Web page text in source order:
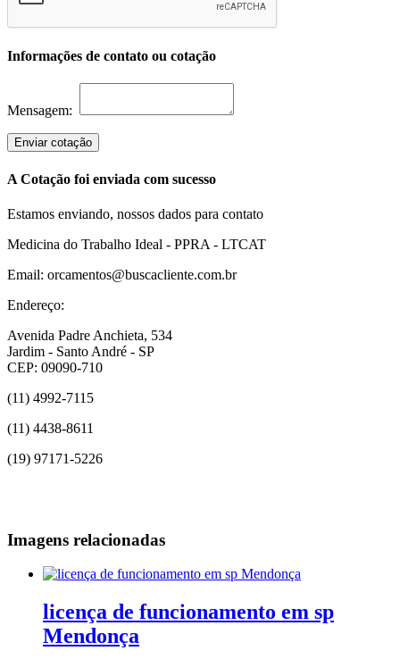
Informações de contato ou cotação
Mensagem:
Enviar cotação
A Cotação foi enviada com sucesso
Estamos enviando, nossos dados para contato
Medicina do Trabalho Ideal - PPRA - LTCAT
Email: orcamentos@buscacliente.com.br
Endereço:
Avenida Padre Anchieta, 534
Jardim - Santo André - SP
CEP: 09090-710
(11) 4992-7115
(11) 4438-8611
(19) 97171-5226
Imagens relacionadas
licença de funcionamento em sp
Mendonça